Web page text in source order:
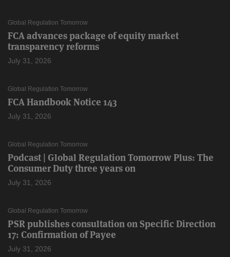
Global Regulation Tomorrow
FCA advances package of equity market
transparency reforms
July 31, 2026
Global Regulation Tomorrow
FCA Handbook Notice 143
July 31, 2026
Global Regulation Tomorrow
Podcast | Global Regulation Tomorrow Plus: The
Consumer Duty three years on
July 31, 2026
Global Regulation Tomorrow
PSR publishes consultation on Specific Direction
17: Confirmation of Payee
July 31, 2026